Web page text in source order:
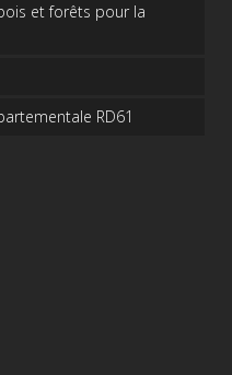
et forêts pour la
RD61